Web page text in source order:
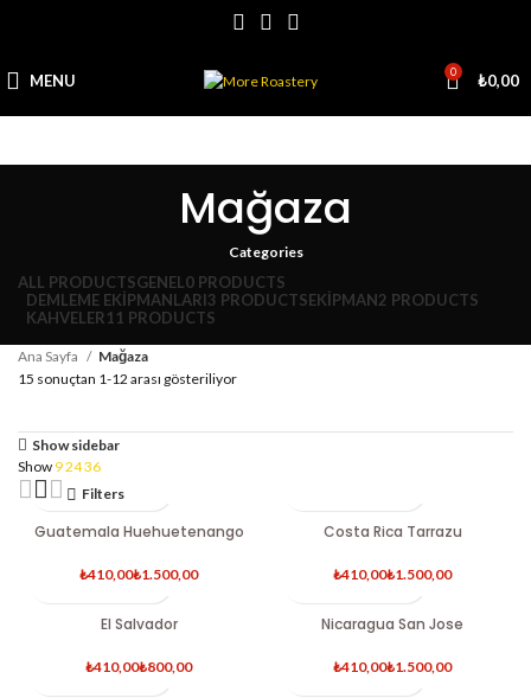
MENU 0 ₺0,00
Mağaza
Categories
ALL PRODUCTSGENEL 0 PRODUCTS
DEMLEME EKIPMANLARI3 PRODUCTSEKIPMAN2 PRODUCTS
KAHVELER 11 PRODUCTS
Ana Sayfa
Mağaza
15 sonuçtan 1-12 arası gösteriliyor
Show sidebar
Show 92436
Filters
Guatemala Huehuetenango
₺ ₺
Costa Rica Tarrazu
₺ ₺
El Salvador
₺ ₺
Nicaragua San Jose
₺ ₺